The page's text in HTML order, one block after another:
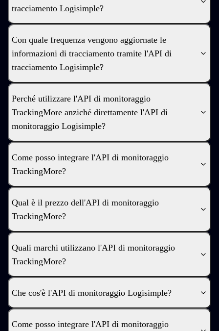
tracciamento Logisimple?
Con quale frequenza vengono aggiornate le
informazioni di tracciamento tramite l'API di
tracciamento Logisimple?
Perché utilizzare l'API di monitoraggio
TrackingMore anziché direttamente l'API di
monitoraggio Logisimple?
Come posso integrare l'API di monitoraggio
TrackingMore?
Qual è il prezzo dell'API di monitoraggio
TrackingMore?
Quali marchi utilizzano l'API di monitoraggio
TrackingMore?
Che cos'è l'API di monitoraggio Logisimple?
Come posso integrare l'API di monitoraggio